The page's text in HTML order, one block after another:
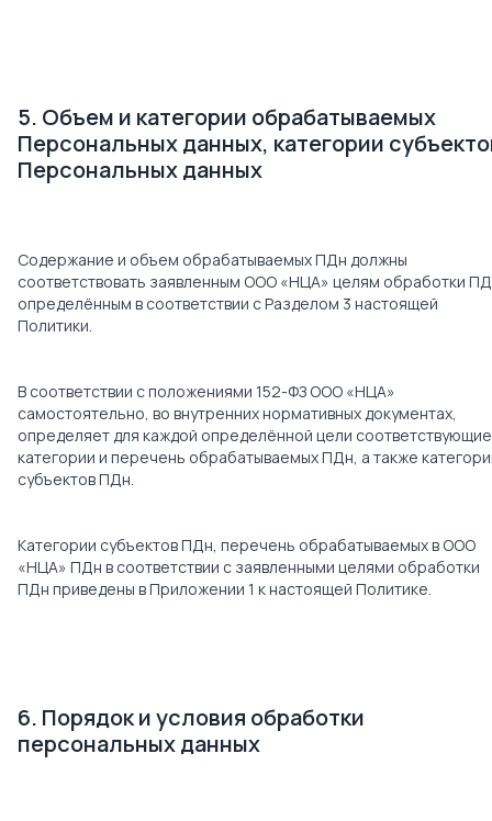
5. Объем и категории обрабатываемых
Персональных данных, категории
Персональных данных
Содержание и объем обрабатываемых ПДн должны
соответствовать заявленным ООО «НЦА» целям обработки
определённым в соответствии с Разделом 3 настоящей
Политики.
В соответствии с положениями 152-ФЗ ООО «НЦА»
самостоятельно, во внутренних нормативных документах,
определяет для каждой определённой цели соответствующие
категории и перечень обрабатываемых ПДн, а также
субъектов ПДн.
Категории субъектов ПДн, перечень обрабатываемых в ООО
«НЦА» ПДн в соответствии с заявленными целями обработки
ПДн приведены в Приложении 1 к настоящей Политике.
6. Порядок и условия обработки
персональных данных